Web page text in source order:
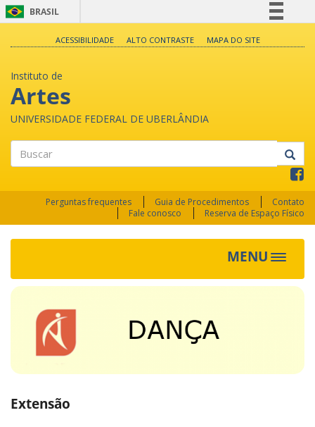
BRASIL
Legislação
Canais
ACESSIBILIDADE ALTO CONTRASTE MAPA DO SITE
Instituto de
Artes
UNIVERSIDADE FEDERAL DE UBERLÂNDIA
Perguntas frequentes Guia de Procedimentos
Contato
Fale conosco
Reserva de Espaço Físico
MENU
Toggle
Extensão